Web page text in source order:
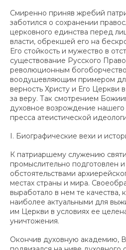
Смиренно приняв жребий
заботился о сохранении
церковного единства перед
власти, обрекшей его на
Его стойкость и мужество в
существование Русского
революционным
воодушевляющим примером
верность Христу и Его Церкви
за веру. Так смотрением
духовное возрождение
пресса атеистической
I. Биографические вехи и
К патриаршему служению
промыслительно подготовлен
обстоятельствами
местах страны и мира.
выработало в нем те качества,
наиболее актуальными для
им Церкви в условиях ее
уничтожения.
Окончив духовную академию,